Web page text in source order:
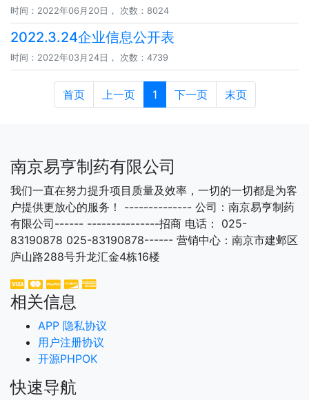
时间：2022年06月20日， 次数：8024
2022.3.24企业信息公开表
时间：2022年03月24日， 次数：4739
首页 上一页 1 下一页 末页
南京易亨制药有限公司
我们一直在努力提升项目质量及效率，一切的一切都是为客
户提供更放心的服务！ -------------- 公司：南京易亨制药
有限公司------ ---------------招商 电话： 025-
83190878 025-83190878------ 营销中心：南京市建邺区
庐山路288号升龙汇金4栋16楼
相关信息
APP 隐私协议
用户注册协议
开源PHPOK
快速导航